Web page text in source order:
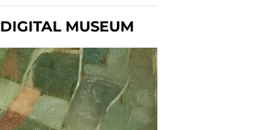
DIGITAL MUSEUM